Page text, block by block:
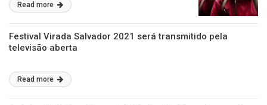
Read more
Festival Virada Salvador 2021 será transmitido pela
televisão aberta
Read more